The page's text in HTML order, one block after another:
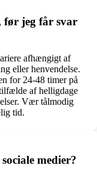
før jeg får svar
afhængigt af
eller henvendelse.
for 24-48 timer på
af helligdage
Vær tålmodig
tid.
medier?